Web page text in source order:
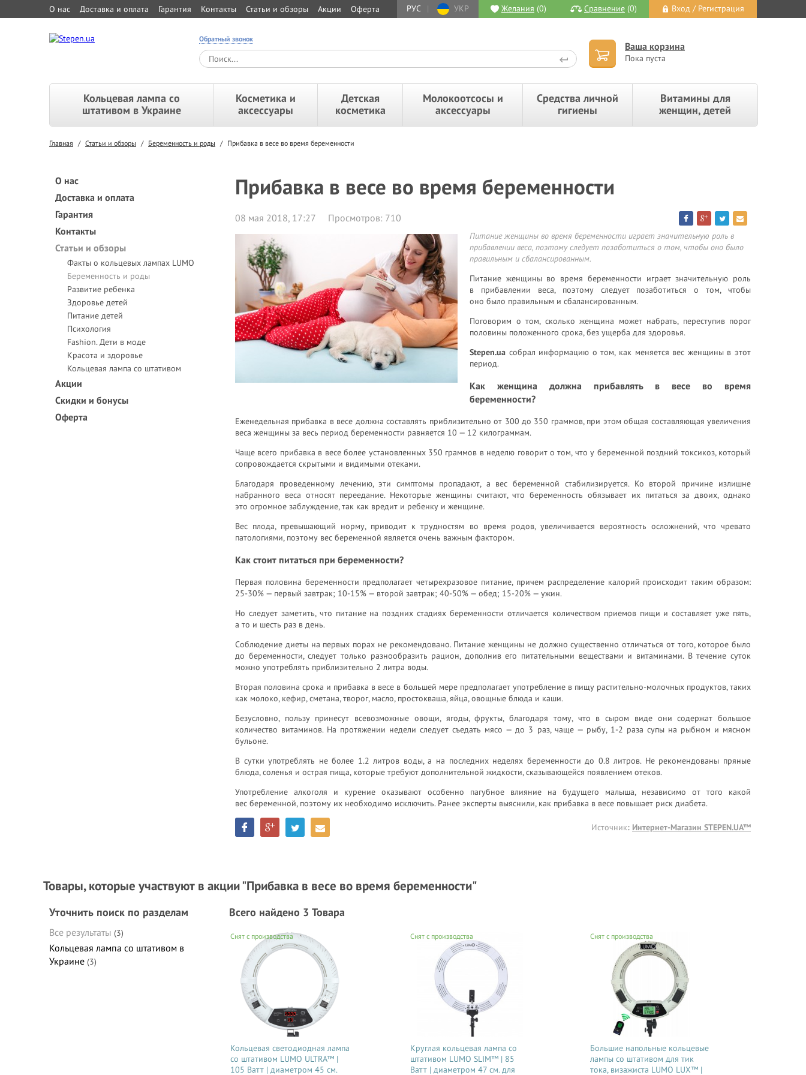
О нас Доставка и оплата Гарантия Контакты Статьи и обзоры Акции Оферта РУС | УКР Желания (0) Сравнение (0) Вход / Регистрация
Обратный звонок
Ваша корзина
Пока пуста
Кольцевая лампа со
штативом в Украине
Косметика и
аксессуары
Детская
косметика
Молокоотсосы и
аксессуары
Средства личной
гигиены
Витамины для
женщин, детей
Главная / Статьи и обзоры / Беременность и роды / Прибавка в весе во время беременности
О нас
Доставка и оплата
Гарантия
Контакты
Статьи и обзоры
Факты о кольцевых лампах LUMO
Беременность и роды
Развитие ребенка
Здоровье детей
Питание детей
Психология
Fashion. Дети в моде
Красота и здоровье
Кольцевая лампа со штативом
Акции
Скидки и бонусы
Оферта
Прибавка в весе во время беременности
08 мая 2018, 17:27 Просмотров: 710
Питание женщины во время беременности играет значительную роль в
прибавлении веса, поэтому следует позаботиться о том, чтобы оно было
правильным и сбалансированным.
Питание женщины во время беременности играет значительную роль
в прибавлении веса, поэтому следует позаботиться о том, чтобы
оно было правильным и сбалансированным.
Поговорим о том, сколько женщина может набрать, переступив порог
половины положенного срока, без ущерба для здоровья.
Stepen.ua собрал информацию о том, как меняется вес женщины в этот
период.
Как женщина должна прибавлять в весе во время
беременности?
Еженедельная прибавка в весе должна составлять приблизительно от 300 до 350 граммов, при этом общая составляющая увеличения
веса женщины за весь период беременности равняется 10 — 12 килограммам.
Чаще всего прибавка в весе более установленных 350 граммов в неделю говорит о том, что у беременной поздний токсикоз, который
сопровождается скрытыми и видимыми отеками.
Благодаря проведенному лечению, эти симптомы пропадают, а вес беременной стабилизируется. Ко второй причине излишне
набранного веса относят переедание. Некоторые женщины считают, что беременность обязывает их питаться за двоих, однако
это огромное заблуждение, так как вредит и ребенку и женщине.
Вес плода, превышающий норму, приводит к трудностям во время родов, увеличивается вероятность осложнений, что чревато
патологиями, поэтому вес беременной является очень важным фактором.
Как стоит питаться при беременности?
Первая половина беременности предполагает четырехразовое питание, причем распределение калорий происходит таким образом:
25-30% — первый завтрак; 10-15% — второй завтрак; 40-50% — обед; 15-20% — ужин.
Но следует заметить, что питание на поздних стадиях беременности отличается количеством приемов пищи и составляет уже пять,
а то и шесть раз в день.
Соблюдение диеты на первых порах не рекомендовано. Питание женщины не должно существенно отличаться от того, которое было
до беременности, следует только разнообразить рацион, дополнив его питательными веществами и витаминами. В течение суток
можно употреблять приблизительно 2 литра воды.
Вторая половина срока и прибавка в весе в большей мере предполагает употребление в пищу растительно-молочных продуктов, таких
как молоко, кефир, сметана, творог, масло, простокваша, яйца, овощные блюда и каши.
Безусловно, пользу принесут всевозможные овощи, ягоды, фрукты, благодаря тому, что в сыром виде они содержат большое
количество витаминов. На протяжении недели следует съедать мясо — до 3 раз, чаще — рыбу, 1-2 раза супы на рыбном и мясном
бульоне.
В сутки употреблять не более 1.2 литров воды, а на последних неделях беременности до 0.8 литров. Не рекомендованы пряные
блюда, соленья и острая пища, которые требуют дополнительной жидкости, сказывающейся появлением отеков.
Употребление алкоголя и курение оказывают особенно пагубное влияние на будущего малыша, независимо от того какой
вес беременной, поэтому их необходимо исключить. Ранее эксперты выяснили, как прибавка в весе повышает риск диабета.
Источник: Интернет-Магазин STEPEN.UA™
Товары, которые участвуют в акции "Прибавка в весе во время беременности"
Уточнить поиск по разделам
Все результаты (3)
Кольцевая лампа со штативом в
Украине (3)
Всего найдено 3 Товара
Снят с производства
Кольцевая светодиодная лампа
со штативом LUMO ULTRA™ |
105 Ватт | диаметром 45 см.
Снят с производства
Круглая кольцевая лампа со
штативом LUMO SLIM™ | 85
Ватт | диаметром 47 см. для
Снят с производства
Большие напольные кольцевые
лампы со штативом для тик
тока, визажиста LUMO LUX™ |